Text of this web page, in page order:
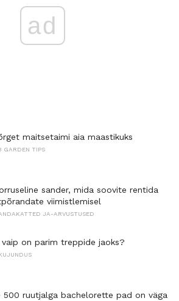
ad
maitsetaimi aia maastikuks
GARDEN TIPS
sander, mida soovite rentida
viimistlemisel
JA-ARVUSTUSED
vaip on parim treppide jaoks?
500 ruutjalga bachelorette pad on väga